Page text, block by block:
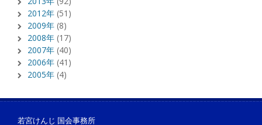
2012年 (51)
2009年 (8)
2008年 (17)
2007年 (40)
2006年 (41)
2005年 (4)
若宮けんじ 国会事務所